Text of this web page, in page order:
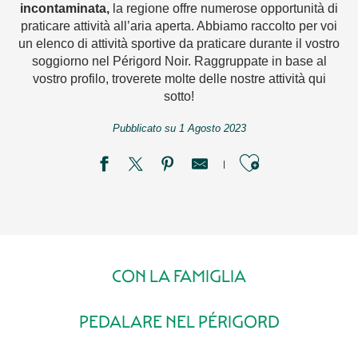
incontaminata, la regione offre numerose opportunità di
praticare attività all’aria aperta. Abbiamo raccolto per voi
un elenco di attività sportive da praticare durante il vostro
soggiorno nel Périgord Noir. Raggruppate in base al
vostro profilo, troverete molte delle nostre attività qui
sotto!
Pubblicato su 1 Agosto 2023
Ajouter
CON LA FAMIGLIA
PEDALARE NEL PÉRIGORD